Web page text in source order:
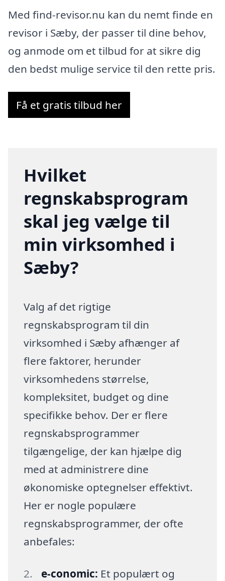
Med find-revisor.nu kan du nemt finde en
revisor i Sæby, der passer til dine behov,
og anmode om et tilbud for at sikre dig
den bedst mulige service til den rette pris.
Få et gratis tilbud her
Hvilket
regnskabsprogram
skal jeg vælge til
min virksomhed i
Sæby?
Valg af det rigtige
regnskabsprogram til din
virksomhed i Sæby afhænger af
flere faktorer, herunder
virksomhedens størrelse,
kompleksitet, budget og dine
specifikke behov. Der er flere
regnskabsprogrammer
tilgængelige, der kan hjælpe dig
med at administrere dine
økonomiske optegnelser effektivt.
Her er nogle populære
regnskabsprogrammer, der ofte
anbefales:
e-conomic: Et populært og